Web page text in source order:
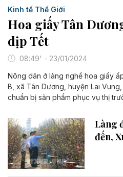
Kinh tế Thế Giới
Hoa giấy Tân
dịp Tết
08:49' - 23/01/2024
Nông dân ở làng nghề hoa giấy
B, xã Tân Dương, huyện Lai
chuẩn bị sản phẩm phục vụ thị
Làng
đến,